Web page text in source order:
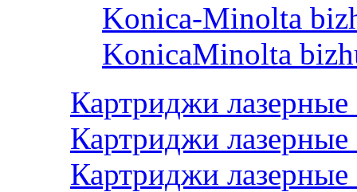
Konica-Minolta
KonicaMinolta
Картриджи
Картриджи лазерные
Картриджи лазерные